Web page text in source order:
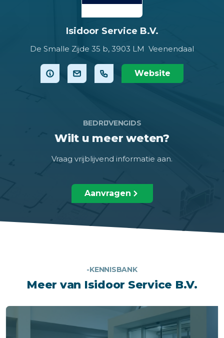
Isidoor Service B.V.
De Smalle Zijde 35 b, 3903 LM Veenendaal
Website
BEDRIJVENGIDS
Wilt u meer weten?
Vraag vrijblijvend informatie aan.
Aanvragen
-KENNISBANK
Meer van Isidoor Service B.V.